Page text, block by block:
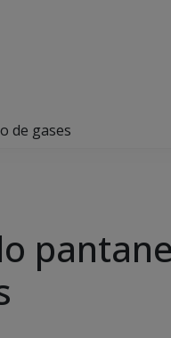
de gases